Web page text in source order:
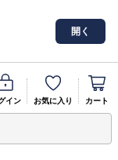
開く
イン お気に入り カート